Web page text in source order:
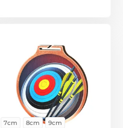
7cm 8cm 9cm